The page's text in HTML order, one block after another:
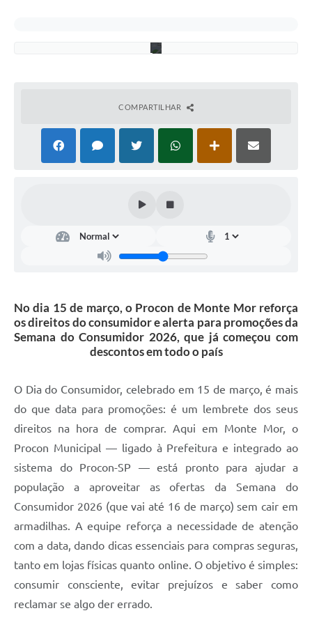
Carta de Serviços
COMPARTILHAR
No dia 15 de março, o Procon de Monte Mor reforça
os direitos do consumidor e alerta para promoções da
Semana do Consumidor 2026, que já começou com
descontos em todo o país
O Dia do Consumidor, celebrado em 15 de março, é mais
do que data para promoções: é um lembrete dos seus
direitos na hora de comprar. Aqui em Monte Mor, o
Procon Municipal — ligado à Prefeitura e integrado ao
sistema do Procon-SP — está pronto para ajudar a
população a aproveitar as ofertas da Semana do
Consumidor 2026 (que vai até 16 de março) sem cair em
armadilhas. A equipe reforça a necessidade de atenção
com a data, dando dicas essenciais para compras seguras,
tanto em lojas físicas quanto online. O objetivo é simples:
consumir consciente, evitar prejuízos e saber como
reclamar se algo der errado.